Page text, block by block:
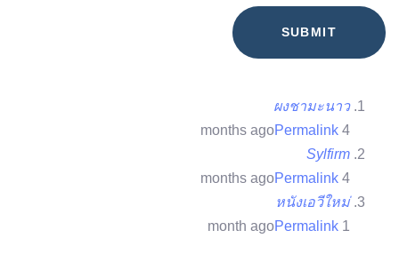
ผงชามะนาว
4 months ago
Permalink
Sylfirm
4 months ago
Permalink
หนังเอวีใหม่
1 month ago
Permalink